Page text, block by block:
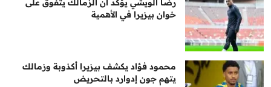
رضا الويشي يؤكد أن الزمالك يتفوق على
خوان بيزيرا في الأهمية
محمود فؤاد يكشف بيزيرا أكذوبة وزمالك
يتهم جون إدوارد بالتحريض